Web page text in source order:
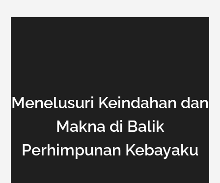
Menelusuri Keindahan dan
Makna di Balik
Perhimpunan Kebayaku